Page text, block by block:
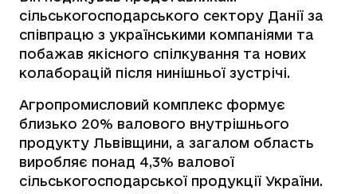
сільськогосподарського сектору Данії за
співпрацю з українськими компаніями та
побажав якісного спілкування та нових
колаборацій після нинішньої зустрічі.
Агропромисловий комплекс формує
близько 20% валового внутрішнього
продукту Львівщини, а загалом область
виробляє понад 4,3% валової
сільськогосподарської продукції України.